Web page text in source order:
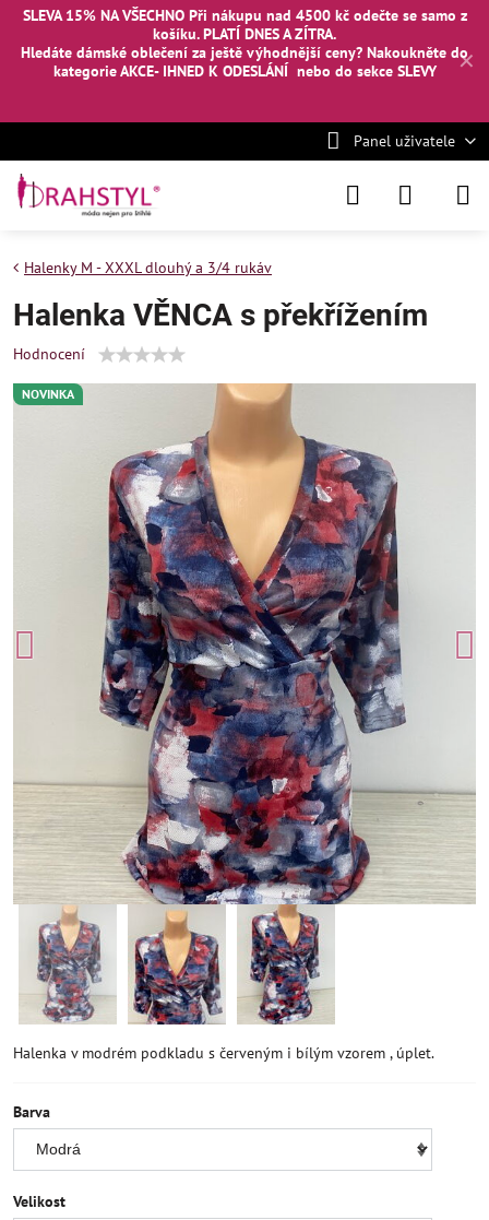
✕
SLEVA 15% NA VŠECHNO Při nákupu nad 4500 kč odečte se samo z
košíku. PLATÍ DNES A ZÍTRA.
Hledáte dámské oblečení za ještě výhodnější ceny? Nakoukněte do
kategorie AKCE- IHNED K ODESLÁNÍ nebo do sekce SLEVY
Panel uživatele
NOVINKA
Halenky M - XXXL dlouhý a 3/4 rukáv
Halenka VĚNCA s překřížením
Hodnocení
Halenka v modrém podkladu s červeným i bílým vzorem , úplet.
Barva
Velikost